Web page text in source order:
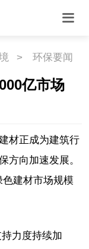
> 环保要闻
亿市场
材正成为建筑行
方向加速发展。
建材市场规模
力度持续加